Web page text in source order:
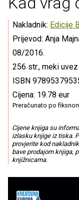
Nakladnik: Edicije
Prijevod: Anja
08/2016.
256 str., meki uvez
ISBN
Cijena: 19.78 eur
Preračunato po
Cijene knjiga su
izlasku knjige iz tiska.
provjerite kod
bave prodajom knjiga,
knjižnicama.